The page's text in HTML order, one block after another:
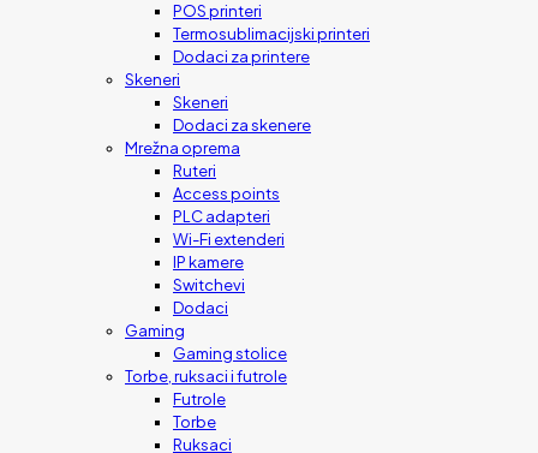
POS printeri
Termosublimacijski printeri
Dodaci za printere
Skeneri
Skeneri
Dodaci za skenere
Mrežna oprema
Ruteri
Access points
PLC adapteri
Wi-Fi extenderi
IP kamere
Switchevi
Dodaci
Gaming
Gaming stolice
Torbe, ruksaci i futrole
Futrole
Torbe
Ruksaci